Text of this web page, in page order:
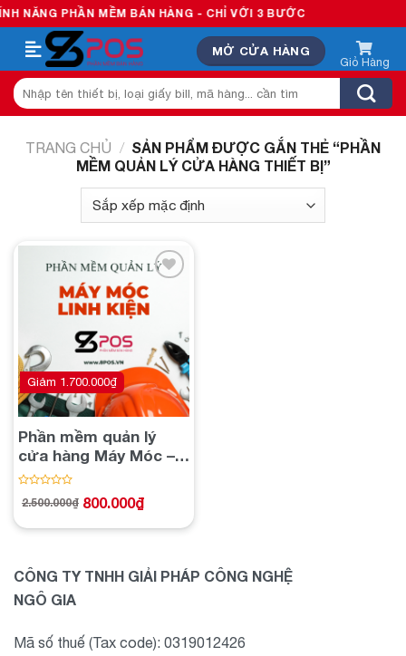
Skip
to
content
NĂNG PHẦN MỀM BÁN HÀNG - CHỈ VỚI 3 BƯỚC
MỞ CỬA HÀNG
Tìm
kiếm:
TRANG CHỦ / SẢN PHẨM ĐƯỢC GẮN THẺ “PHẦN
MỀM QUẢN LÝ CỬA HÀNG THIẾT BỊ”
wishlist
Phần mềm quản lý
cửa hàng Máy Móc –
Linh Kiện
xếp
0
2.500.000₫
Giá
2.500.000₫.
800.000₫
Giá
là:
Giảm 1.700.000₫
CÔNG TY TNHH GIẢI PHÁP CÔNG NGHỆ
NGÔ GIA
Mã số thuế (Tax code): 0319012426